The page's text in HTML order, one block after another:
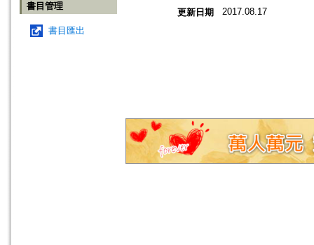
書目管理
書目匯出
更新日期 2017.08.17